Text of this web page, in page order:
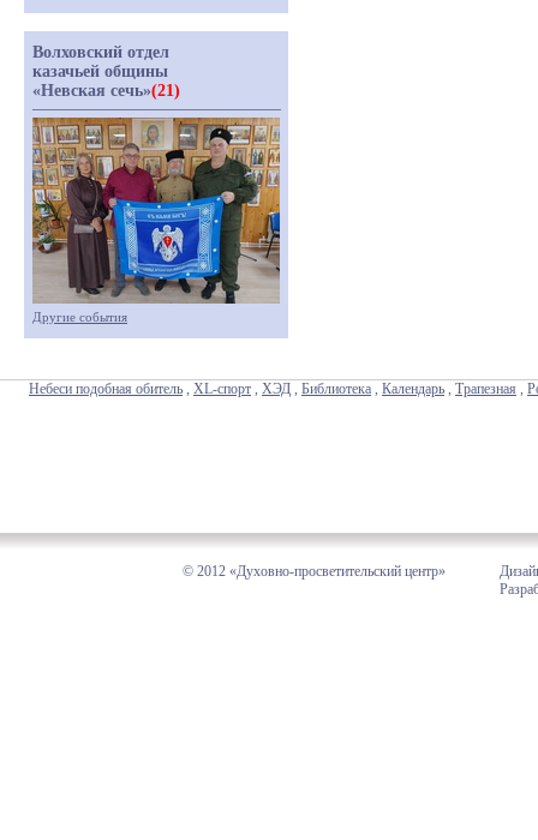
Волховский отдел
казачьей общины
«Невская сечь»(21)
Другие события
Небеси подобная обитель , XL-спорт , ХЭД , Библиотека , Календарь , Трапезная ,
© 2012 «Духовно-просветительский центр»